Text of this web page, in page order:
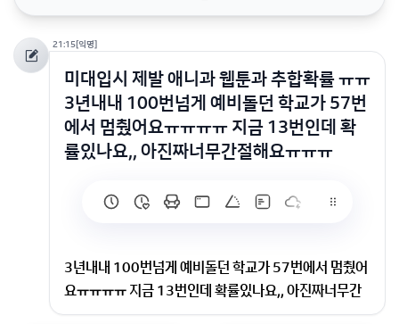
21:15[익명]
미대입시 제발 애니과 웹툰과 추합확률 ㅠㅠ
3년내내 100번넘게 예비돌던 학교가 57번
에서 멈췄어요ㅠㅠㅠㅠ 지금 13번인데 확
률있나요,, 아진짜너무간절해요ㅠㅠㅠ
3년내내 100번넘게 예비돌던 학교가 57번에서 멈췄어
요ㅠㅠㅠㅠ 지금 13번인데 확률있나요,, 아진짜너무간
절해요ㅠㅠㅠ